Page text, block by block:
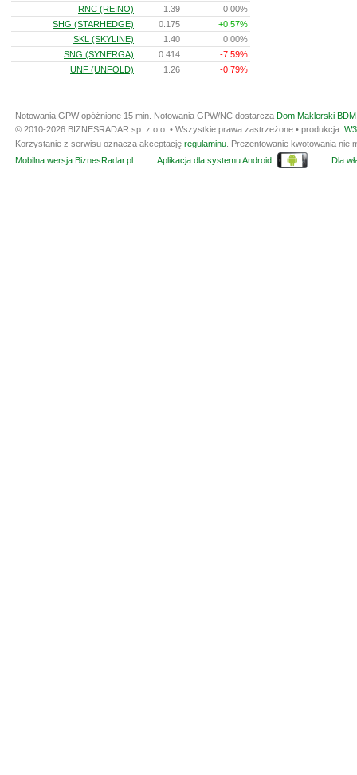
RNC (REINO)
1.39
0.00%
SHG (STARHEDGE)
0.175
+0.57%
SKL (SKYLINE)
1.40
0.00%
SNG (SYNERGA)
0.414
-7.59%
UNF (UNFOLD)
1.26 -0.79%
Notowania GPW opóźnione 15 min. Notowania GPW/NC dostarcza Dom Maklerski
© 2010-2026 BIZNESRADAR sp. z o.o. • Wszystkie prawa zastrzeżone • produkcja:
Korzystanie z serwisu oznacza akceptację regulaminu . Prezentowanie kwotowania
Mobilna wersja BiznesRadar.pl
Aplikacja dla systemu Android Dla